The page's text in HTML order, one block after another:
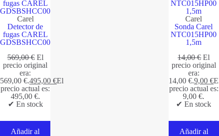
Carel
Detector de
fugas CAREL
GDSBSHCC00
569,00€ El
precio original
era:
569,00 €.495,00 €El
precio actual es:
495,00 €.
✔ En stock
Añadir al
Carel
Sonda Carel
NTC015HP00
1,5m
14,00€ El
precio original
era:
14,00 €.9,00 €
precio actual es:
9,00 €.
✔ En stock
Añadir al